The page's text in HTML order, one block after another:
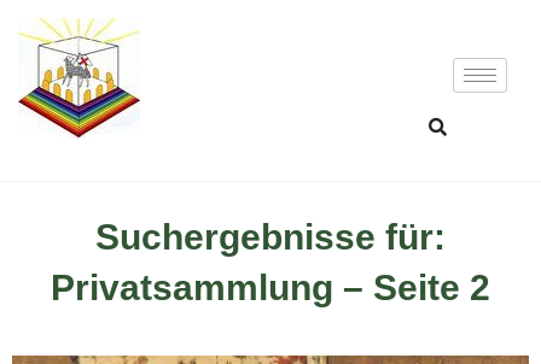
Suchergebnisse für:
Privatsammlung – Seite 2